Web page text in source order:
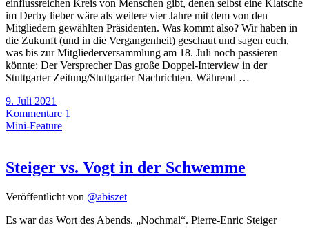
einflussreichen Kreis von Menschen gibt, denen selbst eine Klatsche
im Derby lieber wäre als weitere vier Jahre mit dem von den
Mitgliedern gewählten Präsidenten. Was kommt also? Wir haben in
die Zukunft (und in die Vergangenheit) geschaut und sagen euch,
was bis zur Mitgliederversammlung am 18. Juli noch passieren
könnte: Der Versprecher Das große Doppel-Interview in der
Stuttgarter Zeitung/Stuttgarter Nachrichten. Während …
9. Juli 2021
Kommentare 1
Mini-Feature
Steiger vs. Vogt in der Schwemme
Veröffentlicht von @abiszet
Es war das Wort des Abends. „Nochmal“. Pierre-Enric Steiger